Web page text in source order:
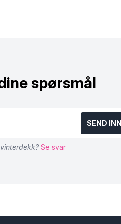
spørsmål
SEND
Se svar